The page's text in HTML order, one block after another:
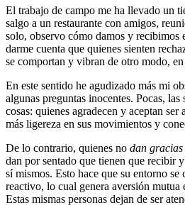
El trabajo de campo me ha llevado un
salgo a un restaurante con amigos,
solo, observo cómo damos y recibimos
darme cuenta que quienes sienten
se comportan y vibran de otro modo,
En este sentido he agudizado más mi
algunas preguntas inocentes. Pocas,
cosas: quienes agradecen y aceptan
más ligereza en sus movimientos y
De lo contrario, quienes no dan gracias
dan por sentado que tienen que recibir
sí mismos. Esto hace que su entorno se
reactivo, lo cual genera aversión mutua
Estas mismas personas dejan de ser